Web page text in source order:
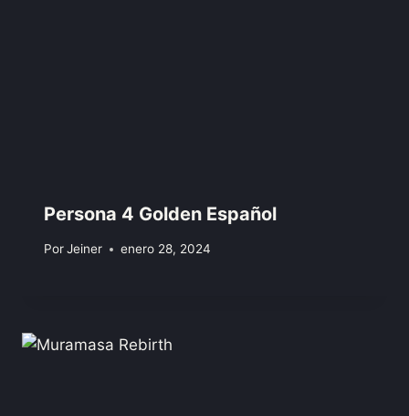
Persona 4 Golden Español
PorJeiner enero 28, 2024